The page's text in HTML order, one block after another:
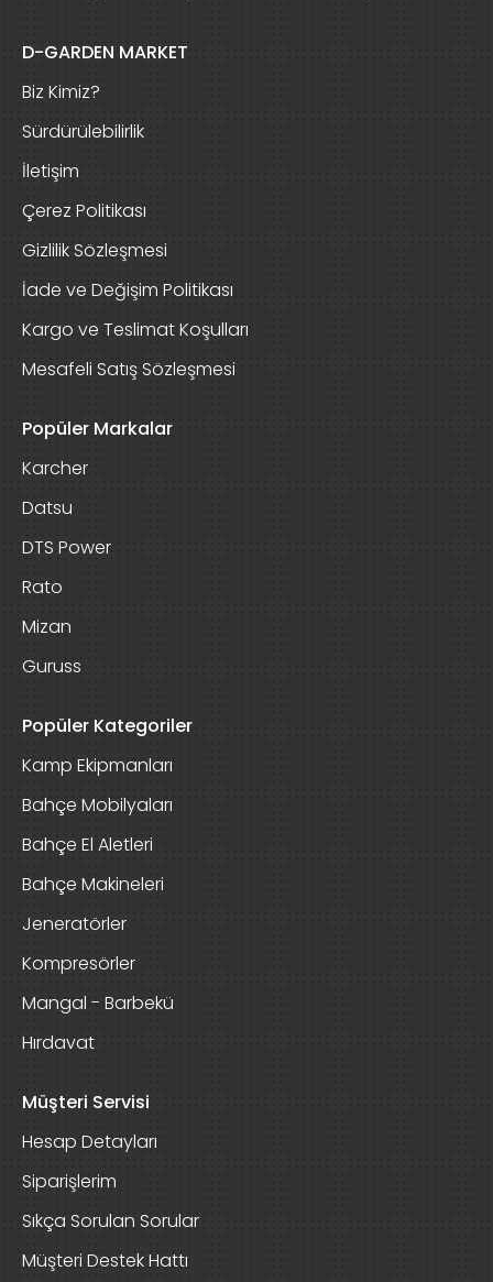
D-GARDEN MARKET
Biz Kimiz?
Sürdürülebilirlik
İletişim
Çerez Politikası
Gizlilik Sözleşmesi
İade ve Değişim Politikası
Kargo ve Teslimat Koşulları
Mesafeli Satış Sözleşmesi
Popüler Markalar
Karcher
Datsu
DTS Power
Rato
Mizan
Guruss
Popüler Kategoriler
Kamp Ekipmanları
Bahçe Mobilyaları
Bahçe El Aletleri
Bahçe Makineleri
Jeneratörler
Kompresörler
Mangal - Barbekü
Hırdavat
Müşteri Servisi
Hesap Detayları
Siparişlerim
Sıkça Sorulan Sorular
Müşteri Destek Hattı